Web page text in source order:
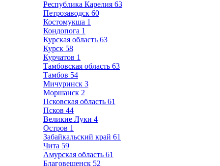
Республика Карелия 63
Петрозаводск 60
Костомукша 1
Кондопога 1
Курская область 63
Курск 58
Курчатов 1
Тамбовская область 63
Тамбов 54
Мичуринск 3
Моршанск 2
Псковская область 61
Псков 44
Великие Луки 4
Остров 1
Забайкальский край 61
Чита 59
Амурская область 61
Благовещенск 52